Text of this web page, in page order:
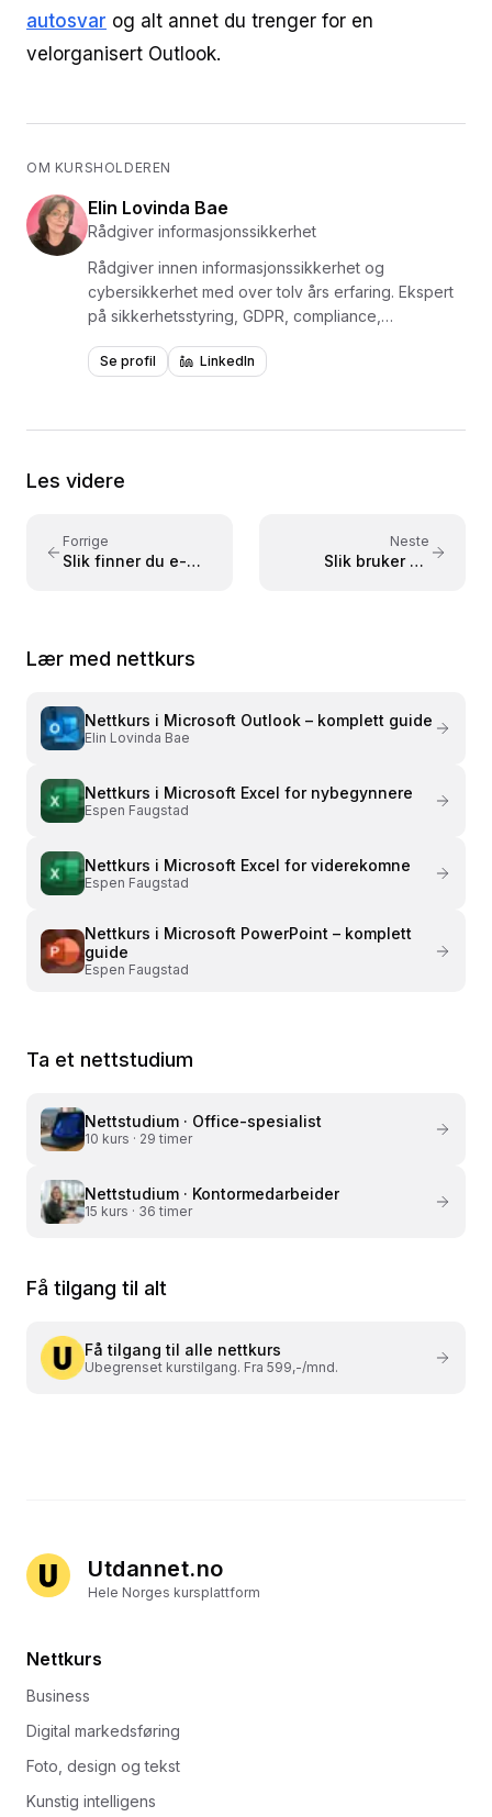
autosvar og alt annet du trenger for en
velorganisert Outlook.
OM KURSHOLDEREN
Elin Lovinda Bae
Rådgiver informasjonssikkerhet
Rådgiver innen informasjonssikkerhet og
cybersikkerhet med over tolv års erfaring. Ekspert
på sikkerhetsstyring, GDPR, compliance,
som prosjektleder og konsulent. Har erfaring med å
Microsoft- og Google-verktøy med fokus på
Se profil LinkedIn
Les videre
Forrige
Slik finner du e-
Neste
Slik bruker du
Lær med nettkurs
Nettkurs i Microsoft Outlook – komplett guide
Elin Lovinda Bae
Nettkurs i Microsoft Excel for nybegynnere
Espen Faugstad
Nettkurs i Microsoft Excel for viderekomne
Espen Faugstad
Nettkurs i Microsoft PowerPoint – komplett
guide
Espen Faugstad
Ta et nettstudium
Nettstudium · Office-spesialist
10 kurs · 29 timer
Nettstudium · Kontormedarbeider
15 kurs · 36 timer
Få tilgang til alt
Få tilgang til alle nettkurs
Ubegrenset kurstilgang. Fra 599,-/mnd.
Utdannet.no
Hele Norges kursplattform
Nettkurs
Business
Digital markedsføring
Foto, design og tekst
Kunstig intelligens